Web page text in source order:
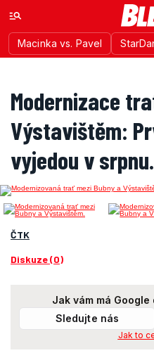
Macinka vs. Pavel
Modernizace
Výstavištěm:
vyjedou v
ČTK
Diskuze (0)
Jak vám má
Sledujte nás
Jak to